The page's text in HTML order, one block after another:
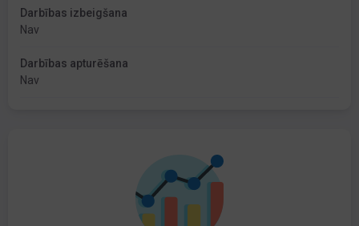
Darbības izbeigšana
Nav
Darbības apturēšana
Nav